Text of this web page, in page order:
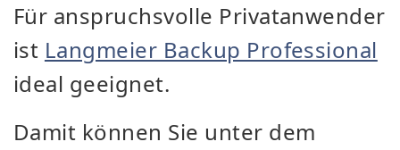
Für anspruchsvolle Privatanwender
ist Langmeier Backup Professional
ideal geeignet.
Damit können Sie unter dem